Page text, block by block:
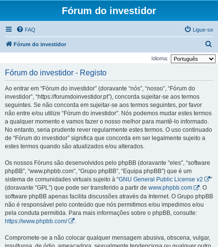
Fórum do investidor
FAQ Ligue-se
Fórum do investidor
e
Idioma:
Fórum do investidor - Registo
Ao entrar em “Fórum do investidor” (doravante “nós”, “nosso”, “Fórum do
investidor”, “https://forumdoinvestidor.pt”), concorda sujeitar-se aos termos
seguintes. Se não concorda em sujeitar-se aos termos seguintes, por favor
não entre e/ou utilize “Fórum do investidor”. Nós podemos mudar estes termos
a qualquer momento e vamos fazer o nosso melhor para mantê-lo informado.
No entanto, seria prudente rever regularmente estes termos. O uso continuado
de “Fórum do investidor” significa que concorda em ser legalmente sujeito a
estes termos quando são atualizados e/ou alterados.
Os nossos Fóruns são desenvolvidos pelo phpBB (doravante “eles”, “software
phpBB”, “www.phpbb.com”, “Grupo phpBB”, “Equipa phpBB”) que é um
sistema de comunidades virtuais sujeito à “GNU General Public License v2
”
(doravante “GPL”) que pode ser transferido a partir de www.phpbb.com
. O
software phpBB apenas facilita discussões através da Internet. O Grupo phpBB
não é responsável pelo conteúdo que nós permitimos e/ou impedimos e/ou
pela conduta permitida. Para mais informações sobre o phpBB, consulte:
https://www.phpbb.com/
Compromete-se a não colocar qualquer mensagem abusiva, obscena, vulgar,